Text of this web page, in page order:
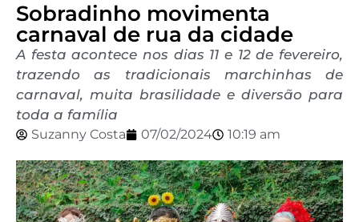
Sobradinho movimenta
carnaval de rua da cidade
A festa acontece nos dias 11 e 12 de fevereiro,
trazendo as tradicionais marchinhas de
carnaval, muita brasilidade e diversão para
toda a família
Suzanny Costa 07/02/2024 10:19 am